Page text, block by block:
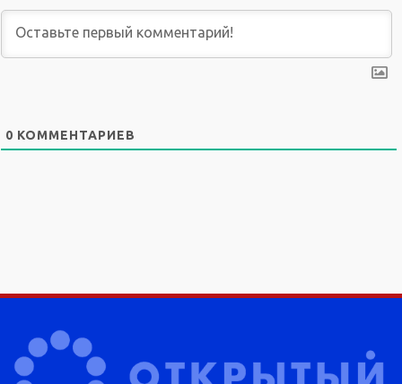
0 КОММЕНТАРИЕВ